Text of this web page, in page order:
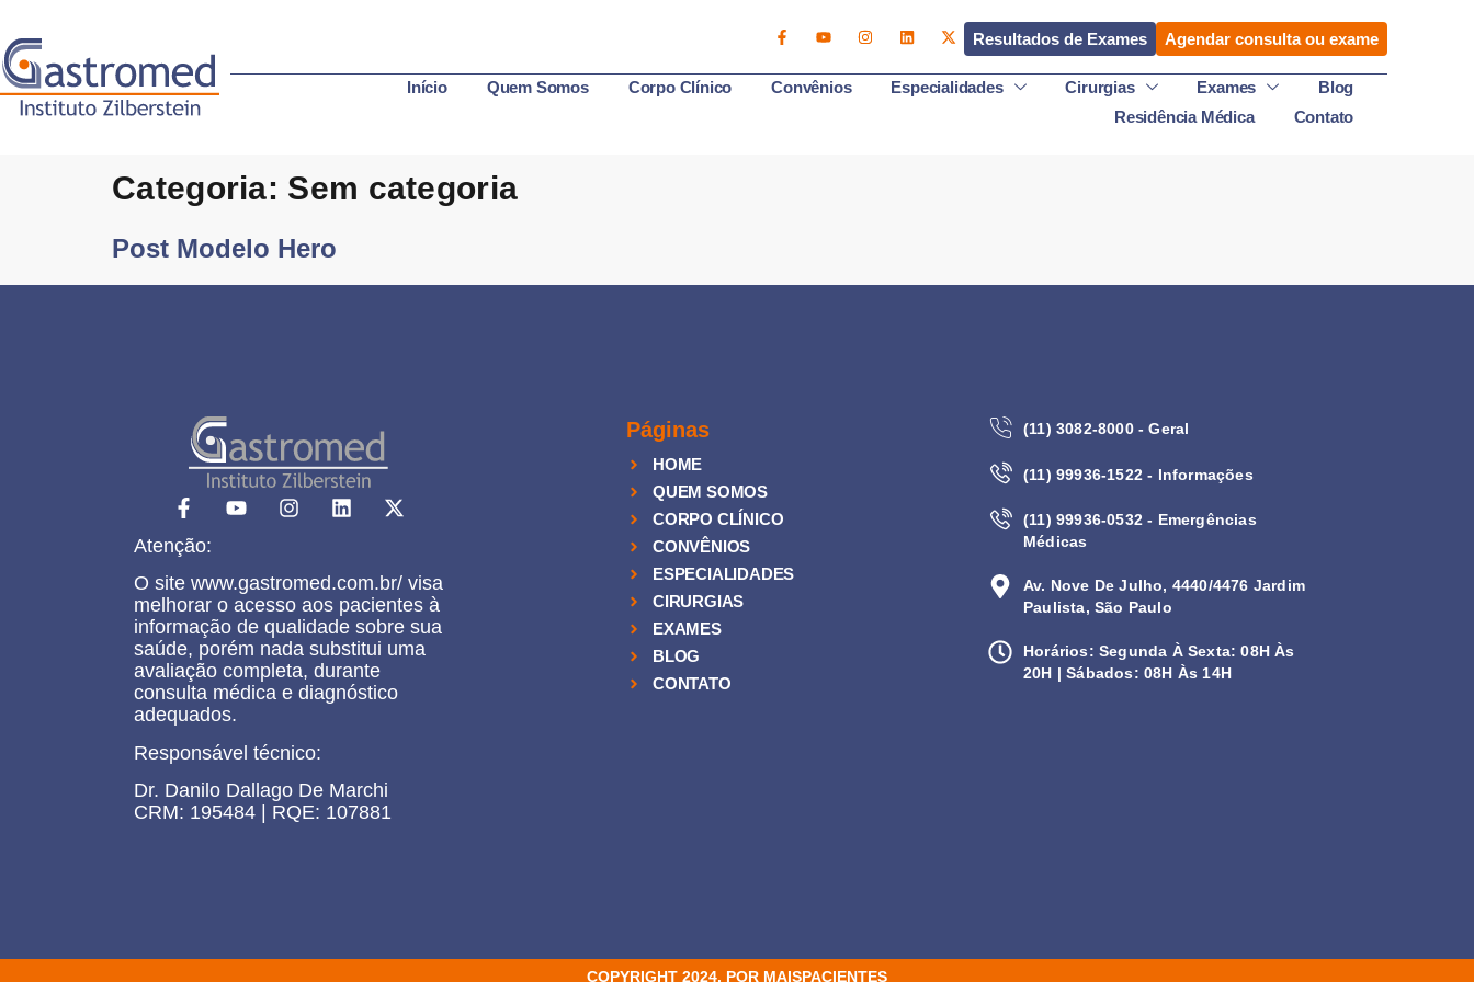
Agendar consulta ou exame
Resultados de Exames
Início Quem Somos Corpo Clínico Convênios Especialidades Cirurgias Exames
Blog
Residência Médica
Contato
Categoria: Sem categoria
Post Modelo Hero
Atenção:
O site www.gastromed.com.br/ visa
melhorar o acesso aos pacientes à
informação de qualidade sobre sua
saúde, porém nada substitui uma
avaliação completa, durante
consulta médica e diagnóstico
adequados.
Responsável técnico:
Dr. Danilo Dallago De Marchi
CRM: 195484 | RQE: 107881
Páginas
HOME
QUEM SOMOS
CORPO CLÍNICO
CONVÊNIOS
ESPECIALIDADES
CIRURGIAS
EXAMES
BLOG
CONTATO
(11) 3082-8000 - Geral
(11) 99936-1522 - Informações
(11) 99936-0532 - Emergências
Médicas
Av. Nove De Julho, 4440/4476 Jardim
Paulista, São Paulo
Horários: Segunda À Sexta: 08H Às
20H | Sábados: 08H Às 14H
COPYRIGHT 2024. POR MAISPACIENTES